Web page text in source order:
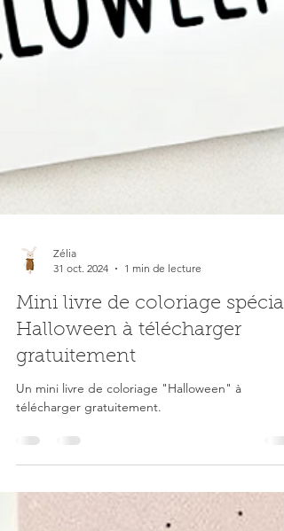
Zélia
31 oct. 2024
1 min de lecture
Mini livre de coloriage spécial
Halloween à télécharger
gratuitement
Un mini livre de coloriage "Halloween" à
télécharger gratuitement.